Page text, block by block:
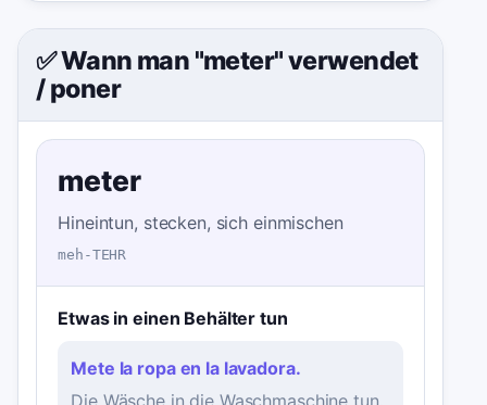
✅ Wann man "meter" verwendet
/poner
meter
Hineintun, stecken, sich einmischen
meh-TEHR
Etwas in einen Behälter tun
Mete la ropa en la lavadora.
Die Wäsche in die Waschmaschine tun.